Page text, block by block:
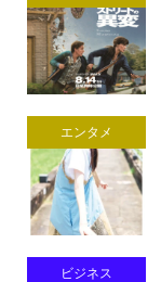
エンタメ
ビジネス